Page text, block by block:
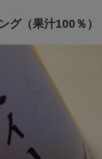
グ（果汁100％）